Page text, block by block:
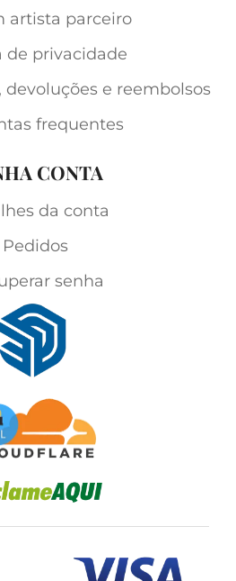
artista parceiro
de privacidade
devoluções e reembolsos
frequentes
CONTA
da conta
Pedidos
senha